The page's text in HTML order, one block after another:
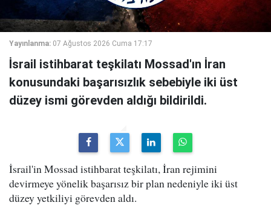
Yayınlanma: 07 Ağustos 2026 Cuma 17:17
İsrail istihbarat teşkilatı Mossad'ın İran
konusundaki başarısızlık sebebiyle iki üst
düzey ismi görevden aldığı bildirildi.
İsrail'in Mossad istihbarat teşkilatı, İran rejimini
devirmeye yönelik başarısız bir plan nedeniyle iki üst
düzey yetkiliyi görevden aldı.